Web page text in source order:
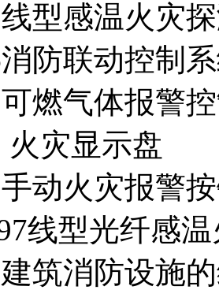
型感温火灾
防联动控制
燃气体报警
火灾显示盘
动火灾报警
线型光纤感
筑消防设施